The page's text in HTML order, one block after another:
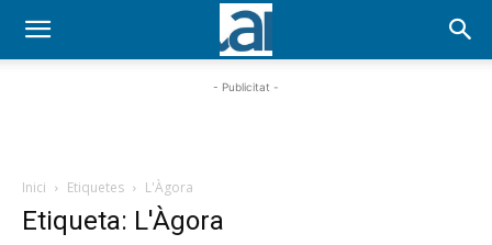
- Publicitat -
Inici Etiquetes L'Àgora
Etiqueta: L'Àgora